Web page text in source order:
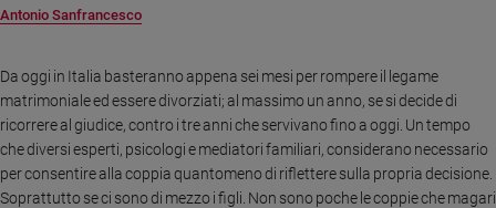
del
Santo
del
e
valori
Antonio Sanfrancesco
Da oggi in Italia basteranno appena sei mesi per rompere il legame
matrimoniale ed essere divorziati; al massimo un anno, se si decide di
ricorrere al giudice, contro i tre anni che servivano fino a oggi. Un tempo
che diversi esperti, psicologi e mediatori familiari, considerano necessario
per consentire alla coppia quantomeno di riflettere sulla propria decisione.
Soprattutto se ci sono di mezzo i figli. Non sono poche le coppie che magari